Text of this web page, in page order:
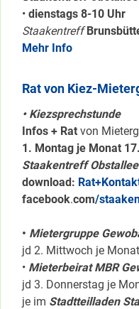
• dienstags 8-10 Uhr
Staakentreff
Mehr Info
Rat von Kiez-
• Kiezsprechstunde
Infos + Rat von
1. Montag je Monat
Staakentreff
download:
facebook.com/
• Mietergruppe
jd 2. Mittwoch je
• Mieterbeirat MBR
jd 3. Donnerstag je
je im Stadtteilladen